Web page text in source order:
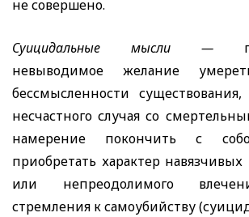
не совершено.
Суицидальные мысли —
невыводимое желание
бессмысленности существования,
несчастного случая со
намерение покончить с
приобретать характер
или непреодолимого
стремления к самоубийству